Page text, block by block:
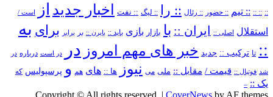
::
:: :: :: تیم :: حضور :: رئال :: را :: لیگ :: نفت اخبار جدید از است /
استقلال اصلی :: ایران :: با بازار بازی باید :: بایرن :: بر برابر برای به
:: تا ترکیب :: جدید خبر های مهم امروز در در است درباره در
شد فوتبال :: قیمت / مقابل :: ملی می نیوز ها :: های هم و پرسپولیس که
یک :: –